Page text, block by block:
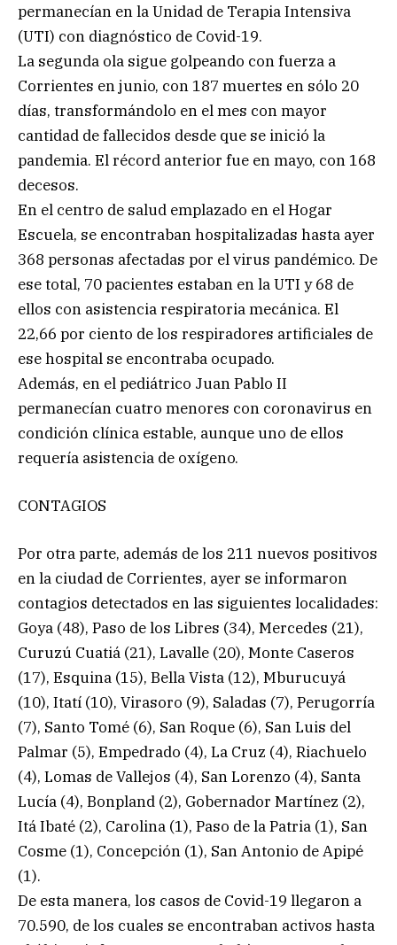
permanecían en la Unidad de Terapia Intensiva
(UTI) con diagnóstico de Covid-19.
La segunda ola sigue golpeando con fuerza a
Corrientes en junio, con 187 muertes en sólo 20
días, transformándolo en el mes con mayor
cantidad de fallecidos desde que se inició la
pandemia. El récord anterior fue en mayo, con 168
decesos.
En el centro de salud emplazado en el Hogar
Escuela, se encontraban hospitalizadas hasta ayer
368 personas afectadas por el virus pandémico. De
ese total, 70 pacientes estaban en la UTI y 68 de
ellos con asistencia respiratoria mecánica. El
22,66 por ciento de los respiradores artificiales de
ese hospital se encontraba ocupado.
Además, en el pediátrico Juan Pablo II
permanecían cuatro menores con coronavirus en
condición clínica estable, aunque uno de ellos
requería asistencia de oxígeno.
CONTAGIOS
Por otra parte, además de los 211 nuevos positivos
en la ciudad de Corrientes, ayer se informaron
contagios detectados en las siguientes localidades:
Goya (48), Paso de los Libres (34), Mercedes (21),
Curuzú Cuatiá (21), Lavalle (20), Monte Caseros
(17), Esquina (15), Bella Vista (12), Mburucuyá
(10), Itatí (10), Virasoro (9), Saladas (7), Perugorría
(7), Santo Tomé (6), San Roque (6), San Luis del
Palmar (5), Empedrado (4), La Cruz (4), Riachuelo
(4), Lomas de Vallejos (4), San Lorenzo (4), Santa
Lucía (4), Bonpland (2), Gobernador Martínez (2),
Itá Ibaté (2), Carolina (1), Paso de la Patria (1), San
Cosme (1), Concepción (1), San Antonio de Apipé
(1).
De esta manera, los casos de Covid-19 llegaron a
70.590, de los cuales se encontraban activos hasta